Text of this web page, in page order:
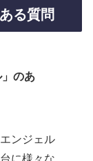
る質問
のあ
ンジェル
に様々な